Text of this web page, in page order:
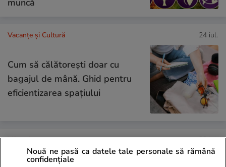
muncă
Vacanțe și Cultură 24 iul.
Cum să călătoreşti doar cu
bagajul de mână. Ghid pentru
eficientizarea spaţiului
Lifestyle 22 iul.
Nouă ne pasă ca datele tale personale să rămână
confidențiale